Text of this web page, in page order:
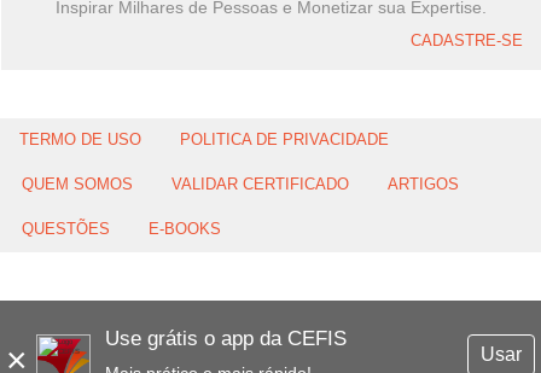
×
Use grátis o app da CEFIS
Usar
Inspirar Milhares de Pessoas e Monetizar sua Expertise.
CADASTRE-SE
TERMO DE USO POLITICA DE PRIVACIDADE
QUEM SOMOS VALIDAR CERTIFICADO ARTIGOS
QUESTÕES E-BOOKS